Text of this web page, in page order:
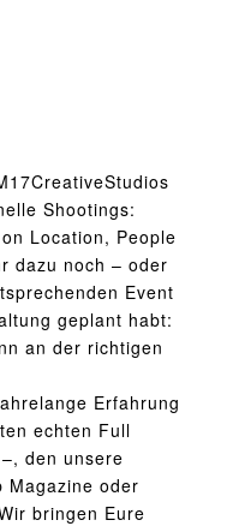
Shootings:
Location, People
dazu noch – oder
Event
geplant habt:
an der richtigen
Erfahrung
echten Full
den unsere
Magazine oder
bringen Eure